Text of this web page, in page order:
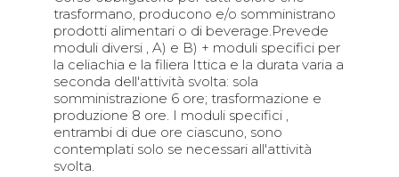
trasformano, producono e/o somministrano
prodotti alimentari o di beverage.Prevede
moduli diversi , A) e B) + moduli specifici per
la celiachia e la filiera Ittica e la durata varia a
seconda dell'attività svolta: sola
somministrazione 6 ore; trasformazione e
produzione 8 ore. I moduli specifici ,
entrambi di due ore ciascuno, sono
contemplati solo se necessari all'attività
svolta.